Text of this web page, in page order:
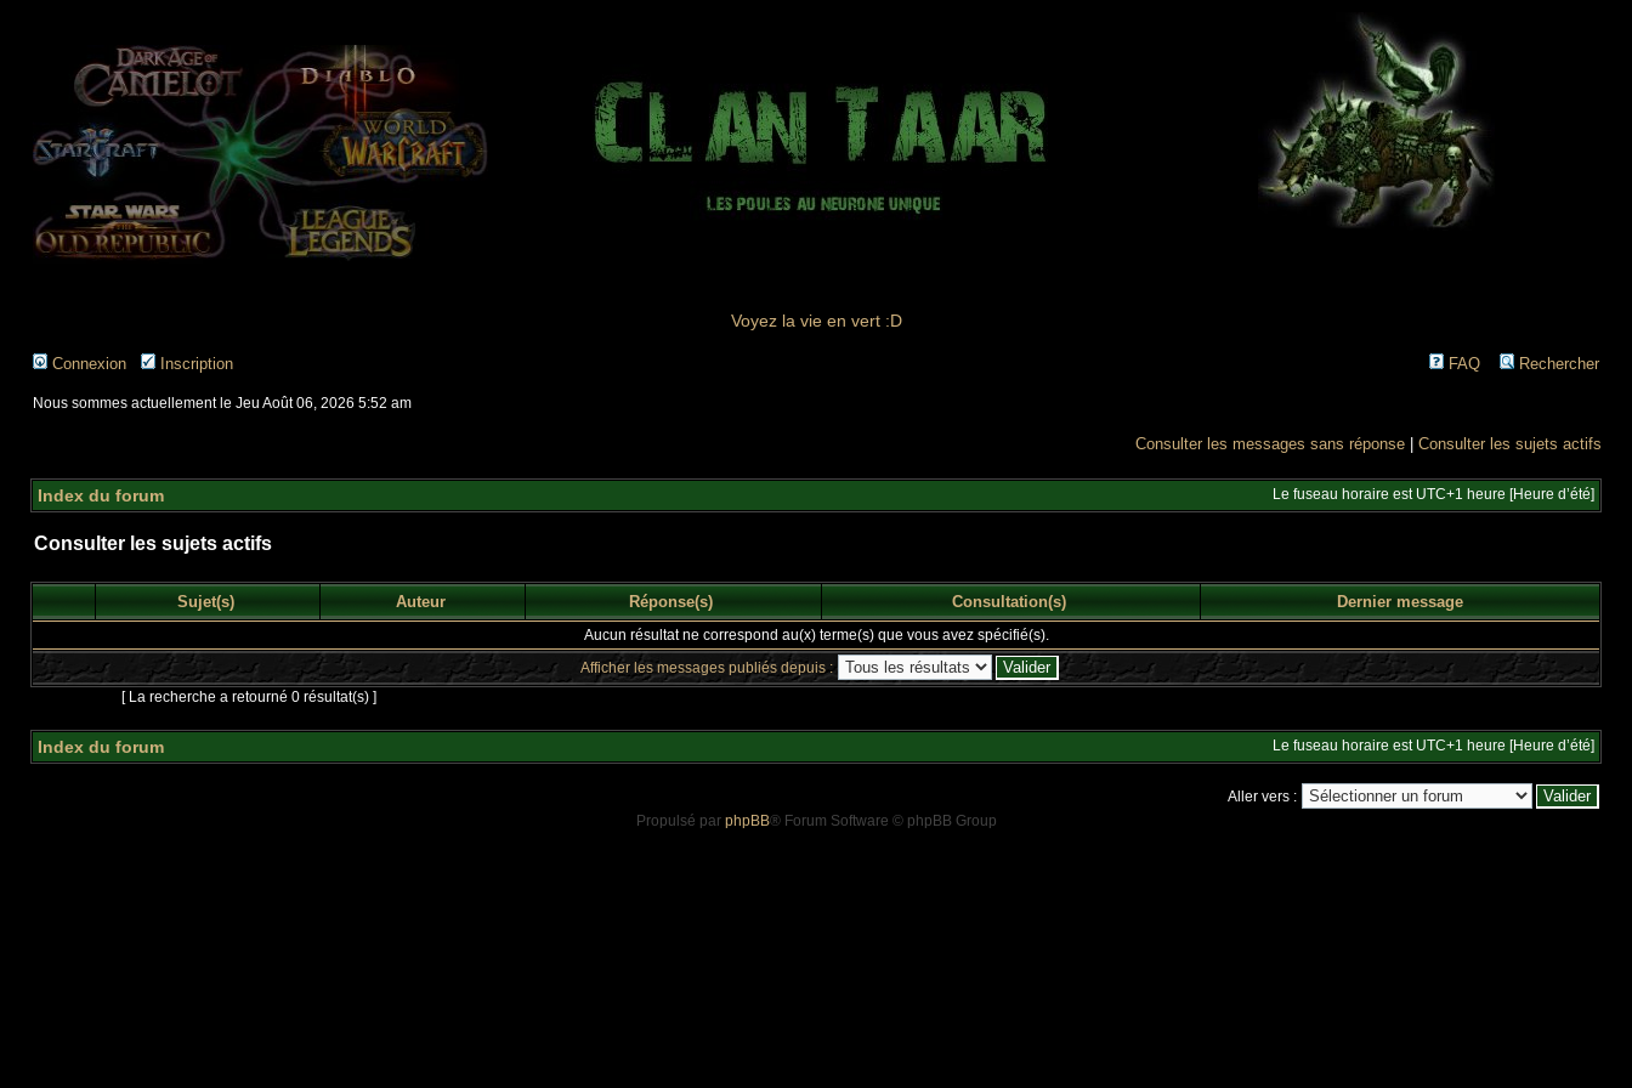
Voyez la vie en vert :D
Connexion Inscription FAQ Rechercher
Nous sommes actuellement le Jeu Août 06, 2026 5:52 am
Consulter les messages sans réponse Consulter les sujets actifs
Index du forum Le fuseau horaire est UTC+1 heure [Heure d’été]
Consulter les sujets actifs
Sujet(s) Auteur Réponse(s) Consultation(s) Dernier message
Aucun résultat ne correspond au(x) terme(s) que vous avez spécifié(s).
Afficher les messages publiés depuis :
[ La recherche a retourné 0 résultat(s) ]
Index du forum Le fuseau horaire est UTC+1 heure [Heure d’été]
Aller vers :
Propulsé par phpBB® Forum Software © phpBB Group